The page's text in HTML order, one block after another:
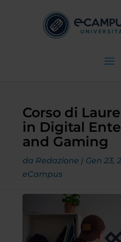
Corso di
in Digital
and Gaming
da Redazione | Gen 23,
eCampus